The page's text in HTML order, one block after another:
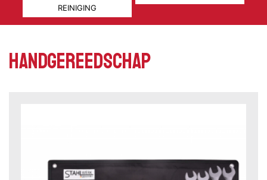
REINIGING
Handgereedschap